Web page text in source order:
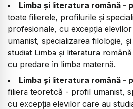
Limba și literatura română -
toate filierele, profilurile și
profesionale, cu excepția
umanist, specializarea filologie,
studiat Limba și literatura
cu predare în limba maternă.
Limba și literatura română -
filiera teoretică - profil umanist,
cu excepția elevilor care au